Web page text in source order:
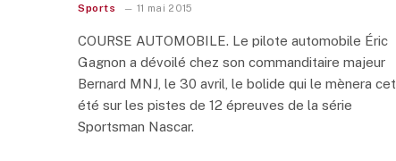
Sports 11 mai 2015
COURSE AUTOMOBILE. Le pilote automobile Éric
Gagnon a dévoilé chez son commanditaire majeur
Bernard MNJ, le 30 avril, le bolide qui le mènera cet
été sur les pistes de 12 épreuves de la série
Sportsman Nascar.